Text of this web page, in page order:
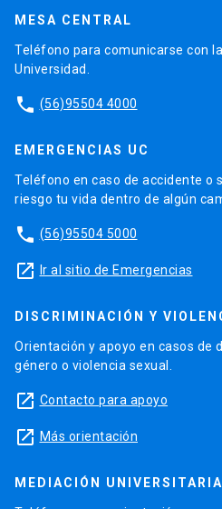
MESA CENTRAL
Teléfono para comunicarse con
Universidad.
phone (56)95504 4000
EMERGENCIAS UC
Teléfono en caso de accidente o
riesgo tu vida dentro de algún
phone (56)95504 5000
launch Ir al sitio de Emergencias
DISCRIMINACIÓN Y
Orientación y apoyo en casos de
género o violencia sexual.
launch Contacto para apoyo
launch Más orientación
MEDIACIÓN UNIVERSITARIA